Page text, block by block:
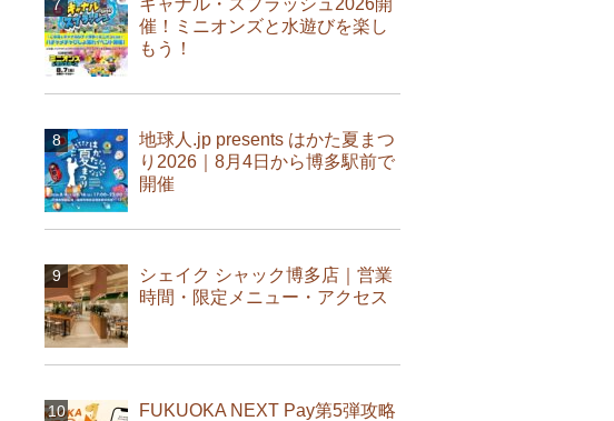
キャナル・スプラッシュ2026開
催！ミニオンズと水遊びを楽し
もう！
地球人.jp presents はかた夏まつ
り2026｜8月4日から博多駅前で
開催
シェイク シャック博多店｜営業
時間・限定メニュー・アクセス
FUKUOKA NEXT Pay第5弾攻略